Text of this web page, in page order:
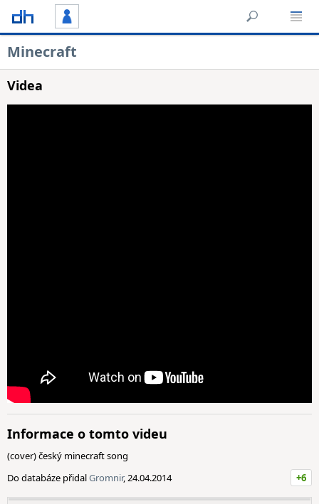
Minecraft
Videa
Informace o tomto videu
(cover) český minecraft song
Do databáze přidalGromnir, 24.04.2014 +6